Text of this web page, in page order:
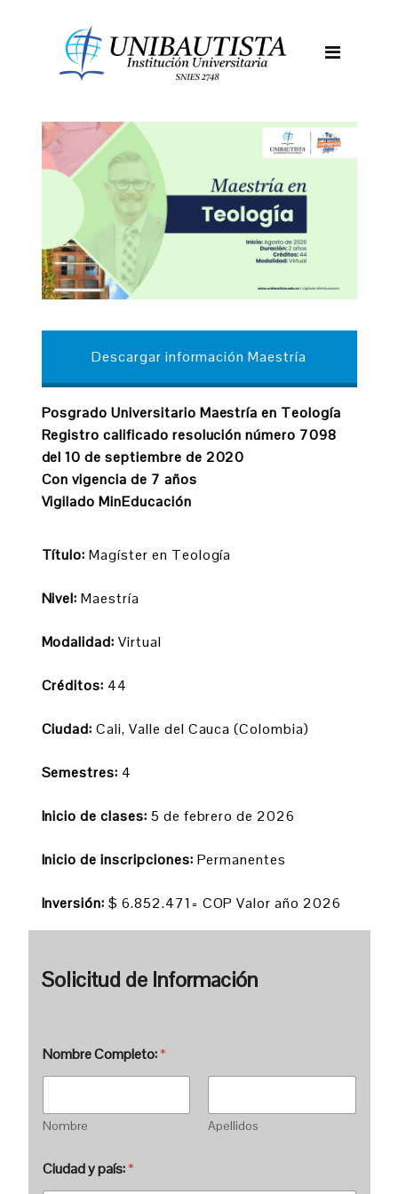
Descargar información Maestría
Posgrado Universitario Maestría en Teología
Registro calificado resolución número 7098
del 10 de septiembre de 2020
Con vigencia de 7 años
Vigilado MinEducación
Título:Magíster en Teología
Nivel:Maestría
Modalidad: Virtual
Créditos: 44
Ciudad: Cali, Valle del Cauca (Colombia)
Semestres: 4
Inicio de clases: 5 de febrero de 2026
Inicio de inscripciones: Permanentes
Inversión: $ 6.852.471= COP Valor año 2026
Solicitud de Información
Nombre Completo:*
Nombre Apellidos
Ciudad y país:*